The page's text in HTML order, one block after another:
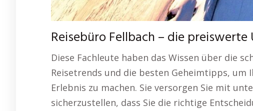
Reisebüro Fellbach – die
Diese Fachleute haben das Wissen über die
Reisetrends und die besten Geheimtipps, um
Erlebnis zu machen. Sie versorgen Sie mit
sicherzustellen, dass Sie die richtige